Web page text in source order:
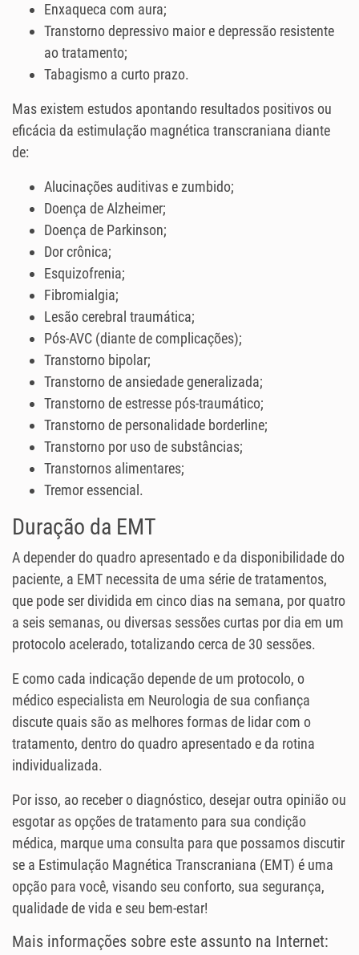
Enxaqueca com aura;
Transtorno depressivo maior e depressão resistente
ao tratamento;
Tabagismo a curto prazo.
Mas existem estudos apontando resultados positivos ou
eficácia da estimulação magnética transcraniana diante
de:
Alucinações auditivas e zumbido;
Doença de Alzheimer;
Doença de Parkinson;
Dor crônica;
Esquizofrenia;
Fibromialgia;
Lesão cerebral traumática;
Pós-AVC (diante de complicações);
Transtorno bipolar;
Transtorno de ansiedade generalizada;
Transtorno de estresse pós-traumático;
Transtorno de personalidade borderline;
Transtorno por uso de substâncias;
Transtornos alimentares;
Tremor essencial.
Duração da EMT
A depender do quadro apresentado e da disponibilidade do
paciente, a EMT necessita de uma série de tratamentos,
que pode ser dividida em cinco dias na semana, por quatro
a seis semanas, ou diversas sessões curtas por dia em um
protocolo acelerado, totalizando cerca de 30 sessões.
E como cada indicação depende de um protocolo, o
médico especialista em Neurologia de sua confiança
discute quais são as melhores formas de lidar com o
tratamento, dentro do quadro apresentado e da rotina
individualizada.
Por isso, ao receber o diagnóstico, desejar outra opinião ou
esgotar as opções de tratamento para sua condição
médica, marque uma consulta para que possamos discutir
se a Estimulação Magnética Transcraniana (EMT) é uma
opção para você, visando seu conforto, sua segurança,
qualidade de vida e seu bem-estar!
Mais informações sobre este assunto na Internet: